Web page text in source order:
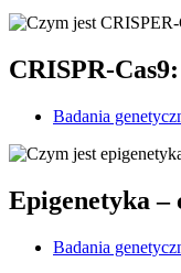
CRISPR-
Badania
Epigenetyka –
Badania